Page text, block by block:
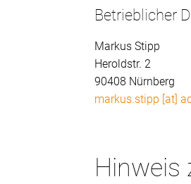
Betrieblicher
Markus Stipp
Heroldstr. 2
90408 Nürnberg
markus.stipp [at]
Hinweis